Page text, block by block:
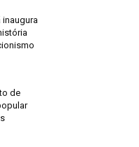
inaugura
de